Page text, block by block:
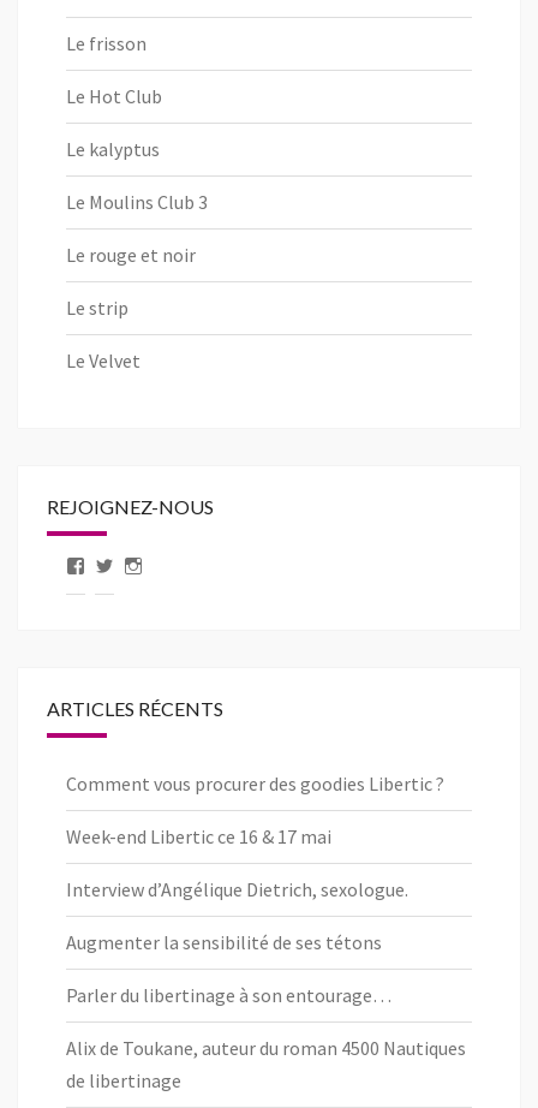
Le frisson
Le Hot Club
Le kalyptus
Le Moulins Club 3
Le rouge et noir
Le strip
Le Velvet
REJOIGNEZ-NOUS
Voir Voir
ARTICLES RÉCENTS
Comment vous procurer des goodies Libertic ?
Week-end Libertic ce 16 & 17 mai
Interview d’Angélique Dietrich, sexologue.
Augmenter la sensibilité de ses tétons
Parler du libertinage à son entourage…
Alix de Toukane, auteur du roman 4500 Nautiques
de libertinage